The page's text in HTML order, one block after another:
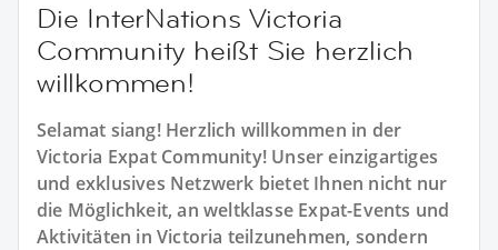
Die InterNations Victoria
Community heißt Sie herzlich
willkommen!
Selamat siang! Herzlich willkommen in der
Victoria Expat Community! Unser einzigartiges
und exklusives Netzwerk bietet Ihnen nicht nur
die Möglichkeit, an weltklasse Expat-Events und
Aktivitäten in Victoria teilzunehmen, sondern